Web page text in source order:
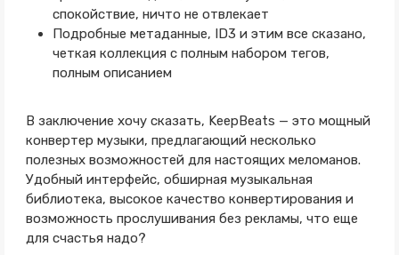
спокойствие, ничто не отвлекает
Подробные метаданные, ID3 и этим все сказано,
четкая коллекция с полным набором тегов,
полным описанием
В заключение хочу сказать, KeepBeats — это мощный
конвертер музыки, предлагающий несколько
полезных возможностей для настоящих меломанов.
Удобный интерфейс, обширная музыкальная
библиотека, высокое качество конвертирования и
возможность прослушивания без рекламы, что еще
для счастья надо?